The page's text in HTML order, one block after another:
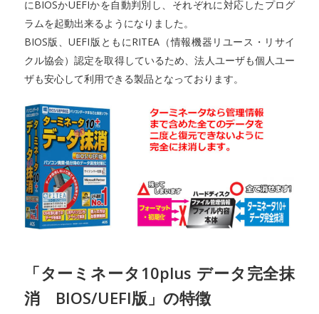
にBIOSかUEFIかを自動判別し、それぞれに対応したプログ
ラムを起動出来るようになりました。
BIOS版、UEFI版ともにRITEA（情報機器リユース・リサイ
クル協会）認定を取得しているため、法人ユーザも個人ユー
ザも安心して利用できる製品となっております。
「ターミネータ10plus データ完全抹
消 BIOS/UEFI版」の特徴